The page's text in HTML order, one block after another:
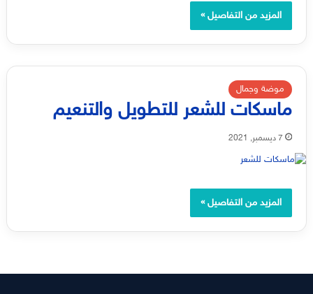
المزيد من التفاصيل »
موضة وجمال
ماسكات للشعر للتطويل والتنعيم
7 ديسمبر, 2021
المزيد من التفاصيل »